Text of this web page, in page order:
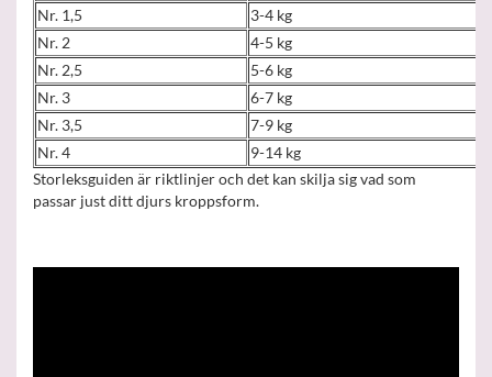
Nr. 1,5
3-4 kg
Nr. 2
4-5 kg
Nr. 2,5
5-6 kg
Nr. 3
6-7 kg
Nr. 3,5
7-9 kg
Nr. 4
9-14 kg
Storleksguiden är riktlinjer och det kan skilja sig vad som
passar just ditt djurs kroppsform.